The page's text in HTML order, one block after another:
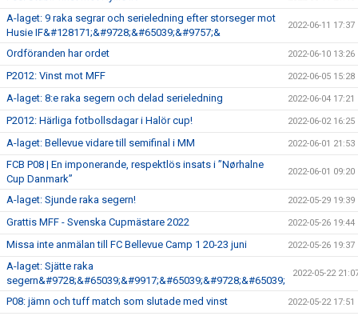
A-laget: 9 raka segrar och serieledning efter storseger mot
Husie IF&#128171;&#9728;&#65039;&#9757;&
2022-06-11 17:37
Ordföranden har ordet 2022-06-10 13:26
P2012: Vinst mot MFF 2022-06-05 15:28
A-laget: 8:e raka segern och delad serieledning 2022-06-04 17:21
P2012: Härliga fotbollsdagar i Halör cup! 2022-06-02 16:25
A-laget: Bellevue vidare till semifinal i MM 2022-06-01 21:53
FCB P08 | En imponerande, respektlös insats i ”Nørhalne
Cup Danmark”
2022-06-01 09:20
A-laget: Sjunde raka segern! 2022-05-29 19:39
Grattis MFF - Svenska Cupmästare 2022 2022-05-26 19:44
Missa inte anmälan till FC Bellevue Camp 1 20-23 juni 2022-05-26 19:37
A-laget: Sjätte raka
segern&#9728;&#65039;&#9917;&#65039;&#9728;&#65039;
2022-05-22
P08: jämn och tuff match som slutade med vinst 2022-05-22 17:51